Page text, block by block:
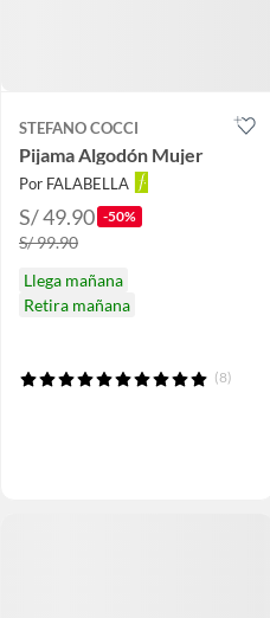
STEFANO COCCI
Pijama Algodón Mujer
Por FALABELLA
S/ 49.90 -50%
S/ 99.90
Llega mañana
Retira mañana
(8)